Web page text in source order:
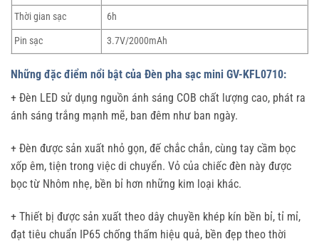
Thời gian sạc
6h
Pin sạc
3.7V/2000mAh
Những đặc điểm nổi bật của Đèn pha sạc mini GV-KFL0710:
+ Đèn LED sử dụng nguồn ánh sáng COB chất lượng cao, phát ra
ánh sáng trắng mạnh mẽ, ban đêm như ban ngày.
+ Đèn được sản xuất nhỏ gọn, đế chắc chắn, cùng tay cầm bọc
xốp êm, tiện trong việc di chuyển. Vỏ của chiếc đèn này được
bọc từ Nhôm nhẹ, bền bỉ hơn những kim loại khác.
+ Thiết bị được sản xuất theo dây chuyền khép kín bền bỉ, tỉ mỉ,
đạt tiêu chuẩn IP65 chống thấm hiệu quả, bền đẹp theo thời